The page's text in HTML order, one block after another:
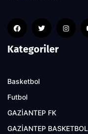
Kategoriler
Basketbol
Futbol
GAZİANTEP FK
GAZİANTEP BASKETBOL